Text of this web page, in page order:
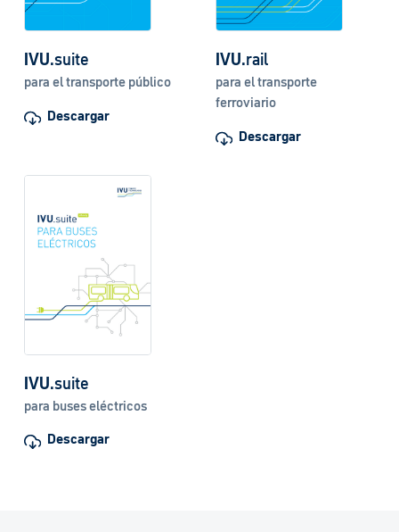
IVU.suite
para el transporte público
Descargar
IVU.rail
para el transporte
ferroviario
Descargar
IVU.suite
para buses eléctricos
Descargar